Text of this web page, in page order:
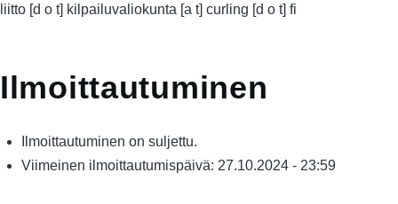
liitto [d o t] kilpailuvaliokunta [a t] curling [d o t] fi
Ilmoittautuminen
Ilmoittautuminen on suljettu.
Viimeinen ilmoittautumispäivä: 27.10.2024 - 23:59